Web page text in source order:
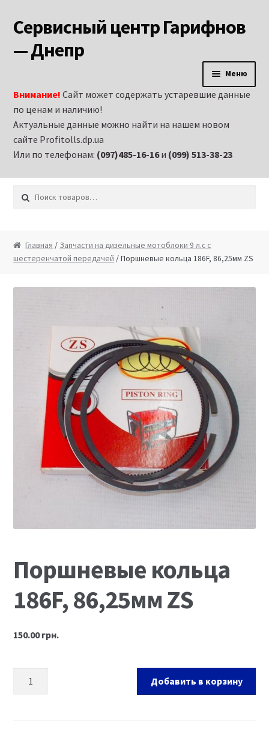
Перейти к навигации
Перейти к содержимому
Сервисный центр Гарифнов
— Днепр
Меню
Аренда строительного оборудования и
электроинструмента в Днепропетровске
Витрина
Запчасти на бензиновые двигатели
Запчасти на вибротрамбовки
Запчасти на дизельные двигатели
Запчасти на мотоблоки
Запчасти на мотопомпы
Корзина
Мой аккаунт
Оформление заказа
Пример страницы
Внимание! Сайт может содержать устаревшие данные
по ценам и наличию!
Актуальные данные можно найти на нашем новом
сайте Profitolls.dp.ua
Или по телефонам: (097)485-16-16и (099) 513-38-23
Искать:
Главная / Запчасти на дизельные мотоблоки 9 л.с с
шестеренчатой передачей / Поршневые кольца 186F, 86,25мм ZS
Поршневые кольца
186F, 86,25мм ZS
150.00грн.
Добавить в корзину